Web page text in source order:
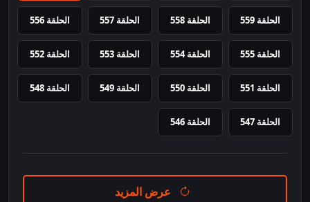
الحلقة 559 الحلقة 558 الحلقة 557 الحلقة 556
الحلقة 555 الحلقة 554 الحلقة 553 الحلقة 552
الحلقة 551 الحلقة 550 الحلقة 549 الحلقة 548
الحلقة 547 الحلقة 546
عرض المزيد